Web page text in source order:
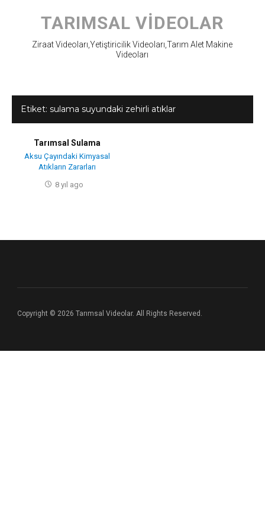
content
TARIMSAL VIDEOLAR
Ziraat Videoları,Yetiştiricilik Videoları,Tarım Alet Makine
Videoları
Etiket: sulama suyundaki zehirli atıklar
Tarımsal Sulama
Aksu Çayındaki Kimyasal
Atıkların Zararları
8 yıl ago
Copyright © 2026 Tarımsal Videolar. All Rights Reserved.